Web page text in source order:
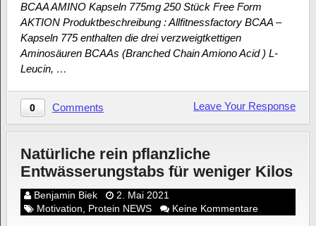
BCAA AMINO Kapseln 775mg 250 Stück Free Form
AKTION Produktbeschreibung : Allfitnessfactory BCAA –
Kapseln 775 enthalten die drei verzweigtkettigen
Aminosäuren BCAAs (Branched Chain Amiono Acid ) L-
Leucin, …
0 Comments Leave Your Response
Natürliche rein pflanzliche
Entwässerungstabs für weniger Kilos
Benjamin Biek
2. Mai 2021
Motivation, Protein NEWS Keine Kommentare